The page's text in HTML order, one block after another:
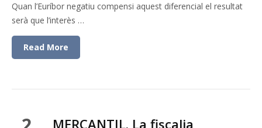
Quan l’Euríbor negatiu compensi aquest diferencial el resultat
serà que l’interès …
Read More
MERCANTIL. La fiscalia